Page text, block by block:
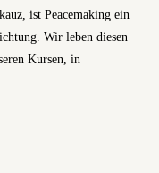
ist Peacemaking ein
Wir leben diesen
Kursen, in